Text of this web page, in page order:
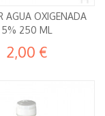
AGUA OXIGENADA
5% 250 ML
2,00 €